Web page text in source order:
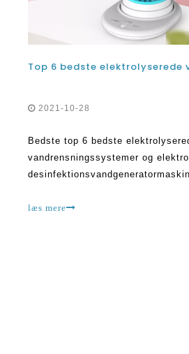
2021-10-28
Bedste top 6 bedste
vandrensningssystemer og
annoncerede Coronavirus-
læs mere